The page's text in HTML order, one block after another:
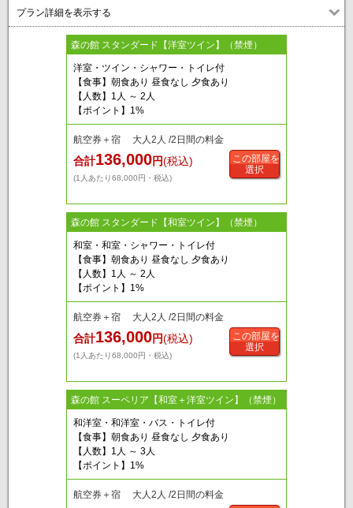
プラン詳細を表示する
森の館 スタンダード【洋室ツイン】（禁煙）
洋室・ツイン・シャワー・トイレ付
【食事】朝食あり 昼食なし 夕食あり
【人数】1人 ～ 2人
【ポイント】1%
航空券＋宿 大人2人 /2日間の料金
合計136,000円(税込)
(1人あたり68,000円・税込)
この部屋を
選択
森の館 スタンダード【和室ツイン】（禁煙）
和室・和室・シャワー・トイレ付
【食事】朝食あり 昼食なし 夕食あり
【人数】1人 ～ 2人
【ポイント】1%
航空券＋宿 大人2人 /2日間の料金
合計136,000円(税込)
(1人あたり68,000円・税込)
この部屋を
選択
森の館 スーペリア【和室＋洋室ツイン】（禁煙）
和洋室・和洋室・バス・トイレ付
【食事】朝食あり 昼食なし 夕食あり
【人数】1人 ～ 3人
【ポイント】1%
航空券＋宿 大人2人 /2日間の料金